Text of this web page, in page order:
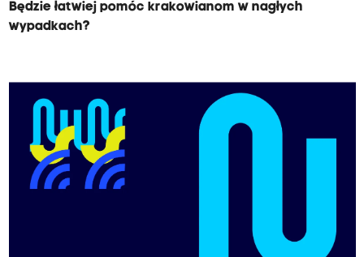
Będzie łatwiej pomóc krakowianom w nagłych
wypadkach?